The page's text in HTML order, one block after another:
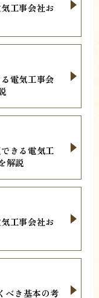
工事会社お
電気工事会
きる電気工
解説
工事会社お
べき基本の考